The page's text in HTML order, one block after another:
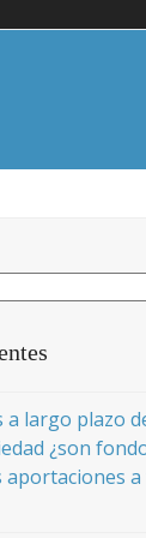
a largo plazo
¿son
aportaciones